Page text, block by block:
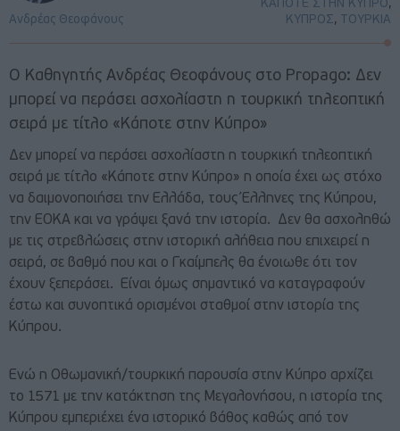
ΚΑΠΟΤΕ ΣΤΗΝ ΚΥΠΡΟ,
ΚΥΠΡΟΣ, ΤΟΥΡΚΙΑ
Ανδρέας Θεοφάνους
Ο Καθηγητής Ανδρέας Θεοφάνους στο Propago: Δεν
μπορεί να περάσει ασχολίαστη η τουρκική τηλεοπτική
σειρά με τίτλο «Κάποτε στην Κύπρο»
Δεν μπορεί να περάσει ασχολίαστη η τουρκική τηλεοπτική
σειρά με τίτλο «Κάποτε στην Κύπρο» η οποία έχει ως στόχο
να δαιμονοποιήσει την Ελλάδα, τους Έλληνες της Κύπρου,
την ΕΟΚΑ και να γράψει ξανά την ιστορία. Δεν θα ασχοληθώ
με τις στρεβλώσεις στην ιστορική αλήθεια που επιχειρεί η
σειρά, σε βαθμό που και ο Γκαίμπελς θα ένοιωθε ότι τον
έχουν ξεπεράσει. Είναι όμως σημαντικό να καταγραφούν
έστω και συνοπτικά ορισμένοι σταθμοί στην ιστορία της
Κύπρου.
Ενώ η Οθωμανική/τουρκική παρουσία στην Κύπρο αρχίζει
το 1571 με την κατάκτηση της Μεγαλονήσου, η ιστορία της
Κύπρου εμπεριέχει ένα ιστορικό βάθος καθώς από τον